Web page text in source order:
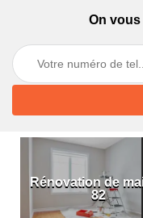
On
Rénovation de
82